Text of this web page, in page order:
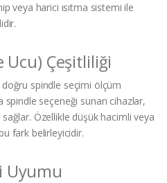
veya harici ısıtma sistemi ile
Ucu) Çeşitliliği
spindle seçimi ölçüm
spindle seçeneği sunan cihazlar,
Özellikle düşük hacimli veya
fark belirleyicidir.
Uyumu